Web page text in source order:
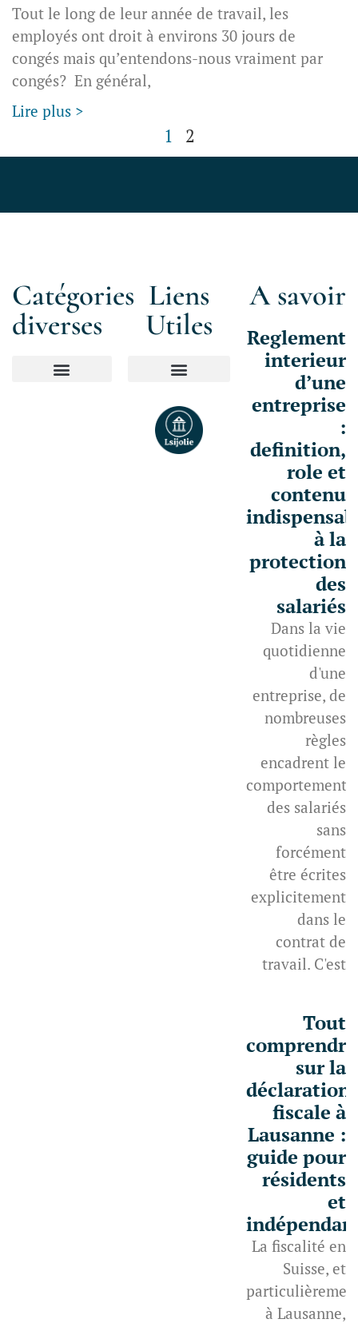
Tout le long de leur année de travail, les
employés ont droit à environs 30 jours de
congés mais qu’entendons-nous vraiment par
congés? En général,
Lire plus >
1 2
Catégories
diverses
Liens
Utiles
A savoir
Reglement
interieur
d’une
entreprise
:
definition,
role et
contenu
à la
protection
des
salariés
Dans la vie
quotidienne
d'une
entreprise, de
nombreuses
règles
encadrent le
comportement
des salariés
sans
forcément
être écrites
explicitement
dans le
contrat de
travail. C'est
Tout
comprendre
sur la
déclaration
fiscale à
Lausanne :
guide pour
résidents
et
La fiscalité en
Suisse, et
à Lausanne,